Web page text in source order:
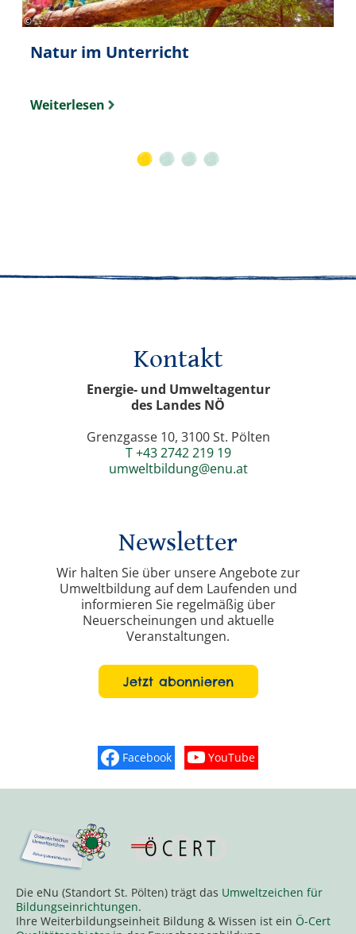
©Sergey Novikov (SerrNovik) ripicts.com - stock.adobe.com
Natur im Unterricht
Weiterlesen
Kontakt
Energie- und Umweltagentur
des Landes NÖ
Grenzgasse 10, 3100 St. Pölten
T +43 2742 219 19
umweltbildung@enu.at
Newsletter
Wir halten Sie über unsere Angebote zur
Umweltbildung auf dem Laufenden und
informieren Sie regelmäßig über
Neuerscheinungen und aktuelle
Veranstaltungen.
Jetzt abonnieren
Finden Sie „So schmeckt
Facebook Sehen Sie mehr
YouTube
Die eNu (Standort St. Pölten) trägt das Umweltzeichen für
Bildungseinrichtungen.
Ihre Weiterbildungseinheit Bildung & Wissen ist ein Ö-Cert